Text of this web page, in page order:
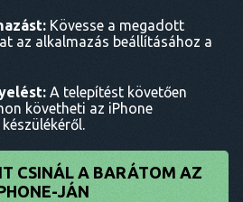
Kövesse a megadott
az alkalmazás beállításához a
A telepítést követően
követheti az iPhone
CSINÁL A BARÁTOM AZ
JÁN